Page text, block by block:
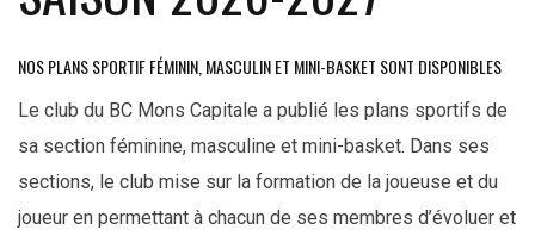
NOS PLANS SPORTIF FÉMININ, MASCULIN ET MINI-BASKET SONT DISPONIBLES
Le club du BC Mons Capitale a publié les plans sportifs de
sa section féminine, masculine et mini-basket. Dans ses
sections, le club mise sur la formation de la joueuse et du
joueur en permettant à chacun de ses membres d’évoluer et